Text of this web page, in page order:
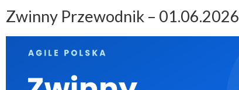
Zwinny Przewodnik – 01.06.2026